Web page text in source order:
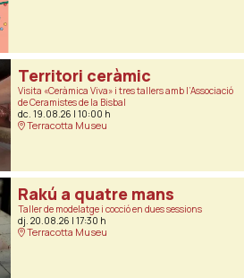
Territori ceràmic
Visita «Ceràmica Viva» i tres tallers amb l’Associació
de Ceramistes de la Bisbal
dc. 19.08.26 | 10:00 h
Terracotta Museu
Rakú a quatre mans
Taller de modelatge i cocció en dues sessions
dj. 20.08.26 | 17:30 h
Terracotta Museu